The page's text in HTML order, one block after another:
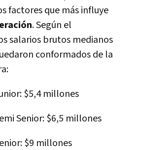
factores que más influye
. Según el
salarios brutos medianos
conformados de la
$5,4 millones
Senior:$6,5 millones
$9 millones